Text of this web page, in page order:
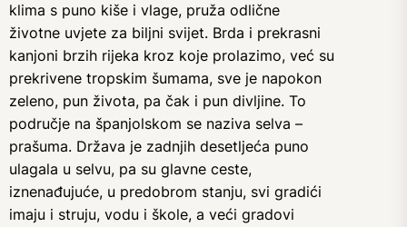
klima s puno kiše i vlage, pruža odlične
životne uvjete za biljni svijet. Brda i prekrasni
kanjoni brzih rijeka kroz koje prolazimo, već su
prekrivene tropskim šumama, sve je napokon
zeleno, pun života, pa čak i pun divljine. To
područje na španjolskom se naziva selva –
prašuma. Država je zadnjih desetljeća puno
ulagala u selvu, pa su glavne ceste,
iznenađujuće, u predobrom stanju, svi gradići
imaju i struju, vodu i škole, a veći gradovi